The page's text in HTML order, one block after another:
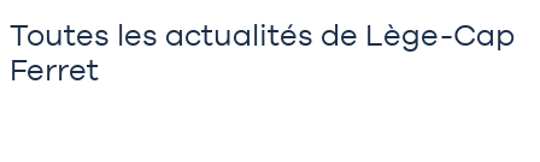
Toutes les actualités de Lège-Cap
Ferret